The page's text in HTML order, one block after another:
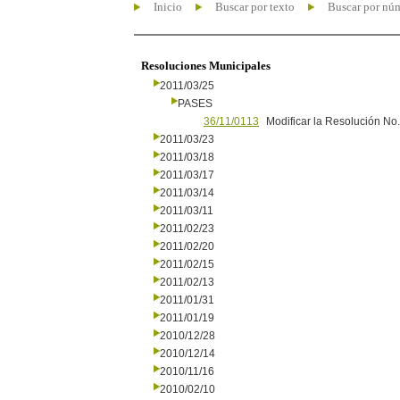
Inicio Buscar por texto Buscar por
Resoluciones Municipales
2011/03/25
PASES
36/11/0113
Modificar la Resolución
2011/03/23
2011/03/18
2011/03/17
2011/03/14
2011/03/11
2011/02/23
2011/02/20
2011/02/15
2011/02/13
2011/01/31
2011/01/19
2010/12/28
2010/12/14
2010/11/16
2010/02/10